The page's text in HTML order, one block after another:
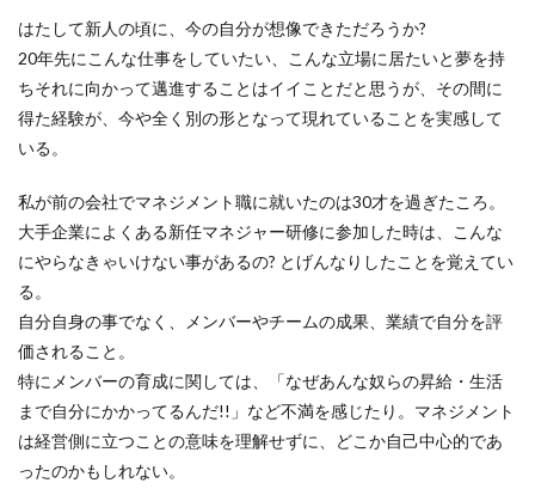
はたして新人の頃に、今の自分が想像できただろうか?
20年先にこんな仕事をしていたい、こんな立場に居たいと夢を持
ちそれに向かって邁進することはイイことだと思うが、その間に
得た経験が、今や全く別の形となって現れていることを実感して
いる。
私が前の会社でマネジメント職に就いたのは30才を過ぎたころ。
大手企業によくある新任マネジャー研修に参加した時は、こんな
にやらなきゃいけない事があるの? とげんなりしたことを覚えてい
る。
自分自身の事でなく、メンバーやチームの成果、業績で自分を評
価されること。
特にメンバーの育成に関しては、「なぜあんな奴らの昇給・生活
まで自分にかかってるんだ!!」など不満を感じたり。マネジメント
は経営側に立つことの意味を理解せずに、どこか自己中心的であ
ったのかもしれない。